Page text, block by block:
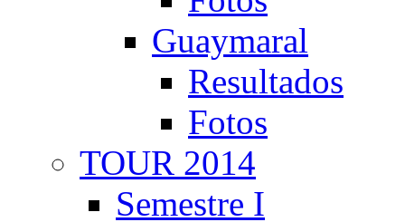
Guaymaral
Resultados
Fotos
TOUR 2014
Semestre I